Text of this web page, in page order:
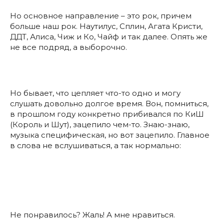
Но основное направление – это рок, причем
больше наш рок. Наутилус, Сплин, Агата Кристи,
ДДТ, Алиса, Чиж и Ко, Чайф и так далее. Опять же
не все подряд, а выборочно.
Но бывает, что цепляет что-то одно и могу
слушать довольно долгое время. Вон, помниться,
в прошлом году конкретно прибивался по КиШ
(Король и Шут), зацепило чем-то. Знаю-знаю,
музыка специфическая, но вот зацепило. Главное
в слова не вслушиваться, а так нормально:
Не понравилось? Жаль! А мне нравиться.